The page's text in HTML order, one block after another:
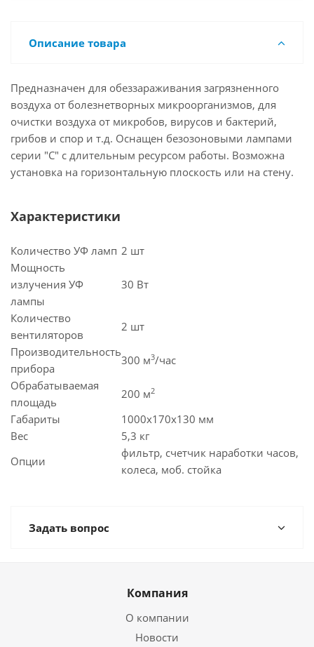
Описание товара
Предназначен для обеззараживания загрязненного
воздуха от болезнетворных микроорганизмов, для
очистки воздуха от микробов, вирусов и бактерий,
грибов и спор и т.д. Оснащен безозоновыми лампами
серии "С" с длительным ресурсом работы. Возможна
установка на горизонтальную плоскость или на стену.
Характеристики
Количество УФ ламп 2 шт
Мощность
излучения УФ
лампы
30 Вт
Количество
вентиляторов
2 шт
Производительность
прибора
300 м3/час
Обрабатываемая
площадь
200 м2
Габариты
1000x170x130 мм
Вес
5,3 кг
Опции
фильтр, счетчик наработки часов,
колеса, моб. стойка
Задать вопрос
Компания
О компании
Новости